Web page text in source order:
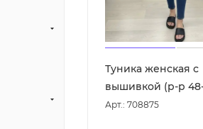
Туника женская с
вышивкой (р-р
Арт.: 708875